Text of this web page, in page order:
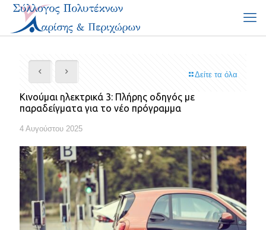
Δείτε τα όλα
Κινούμαι ηλεκτρικά 3: Πλήρης οδηγός με
παραδείγματα για το νέο πρόγραμμα
4 Αυγούστου 2025